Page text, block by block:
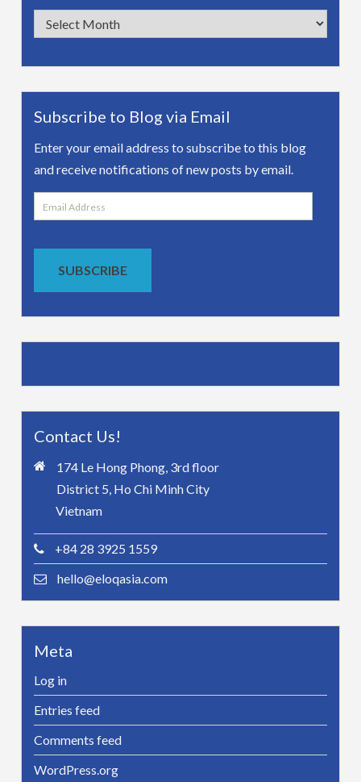
Archives
Subscribe to Blog via Email
Enter your email address to subscribe to this blog
and receive notifications of new posts by email.
Email
Address
SUBSCRIBE
Contact Us!
174 Le Hong Phong, 3rd floor
District 5, Ho Chi Minh City
Vietnam
+84 28 3925 1559
hello@eloqasia.com
Meta
Log in
Entries feed
Comments feed
WordPress.org